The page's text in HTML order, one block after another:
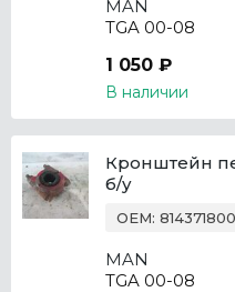
MAN
TGA 00-08
1 050 ₽
В наличии
Кронштейн
б/у
OEM:
MAN
TGA 00-08